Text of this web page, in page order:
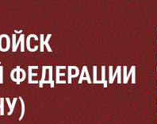
ФЕДЕРАЦИИ